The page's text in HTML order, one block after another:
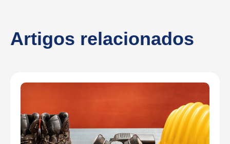
Artigos relacionados